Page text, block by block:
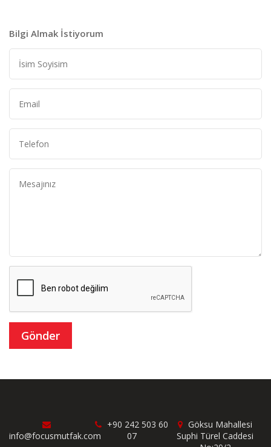
Bilgi Almak İstiyorum
info@focusmutfak.com
+90 242 503 60
07
Göksu Mahallesi
Suphi Türel Caddesi